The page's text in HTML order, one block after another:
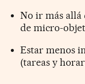
No ir más
de micro-
Estar menos
(tareas y